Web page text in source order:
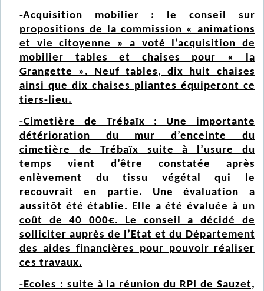
-Acquisition mobilier : le conseil sur
propositions de la commission « animations
et vie citoyenne » a voté l’acquisition de
mobilier tables et chaises pour « la
Grangette ». Neuf tables, dix huit chaises
ainsi que dix chaises pliantes équiperont ce
tiers-lieu.
-Cimetière de Trébaïx : Une importante
détérioration du mur d’enceinte du
cimetière de Trébaïx suite à l’usure du
temps vient d’être constatée après
enlèvement du tissu végétal qui le
recouvrait en partie. Une évaluation a
aussitôt été établie. Elle a été évaluée à un
coût de 40 000€. Le conseil a décidé de
solliciter auprès de l’Etat et du Département
des aides financières pour pouvoir réaliser
ces travaux.
-Ecoles : suite à la réunion du RPI de Sauzet,